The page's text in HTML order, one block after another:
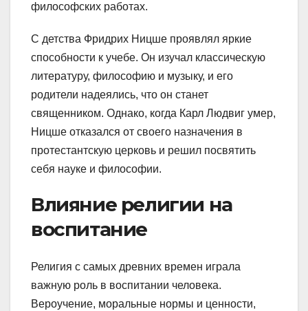
философских работах.
С детства Фридрих Ницше проявлял яркие
способности к учебе. Он изучал классическую
литературу, философию и музыку, и его
родители надеялись, что он станет
священником. Однако, когда Карл Людвиг умер,
Ницше отказался от своего назначения в
протестантскую церковь и решил посвятить
себя науке и философии.
Влияние религии на
воспитание
Религия с самых древних времен играла
важную роль в воспитании человека.
Вероучение, моральные нормы и ценности,